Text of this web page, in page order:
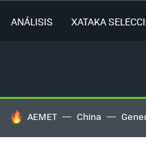
ANÁLISIS XATAKA
HOY SE HABLA DE
AEMET China